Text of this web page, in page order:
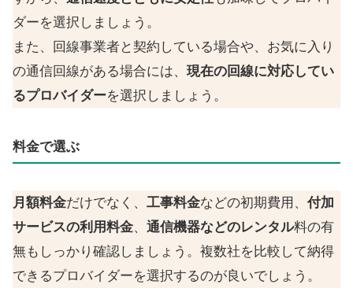
ダーを選択しましょう。
また、回線事業者と契約している場合や、お気に入り
の通信回線がある場合には、 現在の回線に対応してい
るプロバイダーを選択しましょう。
料金で選ぶ
月額料金だけでなく、 工事料金などの初期費用、 付加
サービスの利用料金、 通信機器などのレンタル料の有
無もしっかり確認しましょう。複数社を比較して納得
できるプロバイダーを選択するのが良いでしょう。